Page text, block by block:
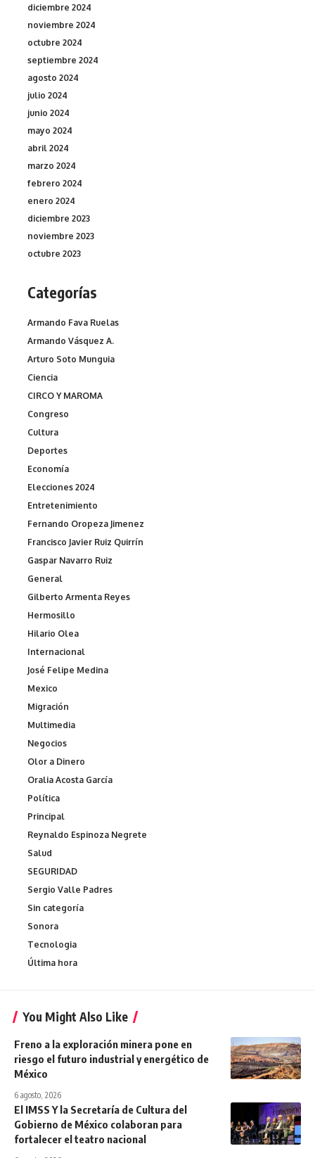
diciembre 2024
noviembre 2024
octubre 2024
septiembre 2024
agosto 2024
julio 2024
junio 2024
mayo 2024
abril 2024
marzo 2024
febrero 2024
enero 2024
diciembre 2023
noviembre 2023
octubre 2023
Categorías
Armando Fava Ruelas
Armando Vásquez A.
Arturo Soto Munguia
Ciencia
CIRCO Y MAROMA
Congreso
Cultura
Deportes
Economía
Elecciones 2024
Entretenimiento
Fernando Oropeza Jimenez
Francisco Javier Ruiz Quirrín
Gaspar Navarro Ruiz
General
Gilberto Armenta Reyes
Hermosillo
Hilario Olea
Internacional
José Felipe Medina
Mexico
Migración
Multimedia
Negocios
Olor a Dinero
Oralia Acosta García
Política
Principal
Reynaldo Espinoza Negrete
Salud
SEGURIDAD
Sergio Valle Padres
Sin categoría
Sonora
Tecnologia
Última hora
You Might Also Like
Freno a la exploración minera pone en
riesgo el futuro industrial y energético de
México
6 agosto, 2026
El IMSS Y la Secretaría de Cultura del
Gobierno de México colaboran para
fortalecer el teatro nacional